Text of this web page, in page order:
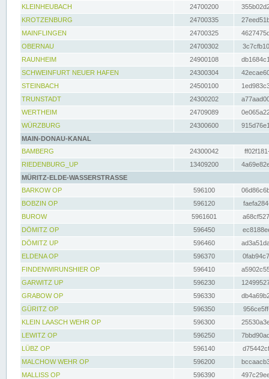
KLEINHEUBACH 24700200
KROTZENBURG
24700335
MAINFLINGEN
24700325
OBERNAU
24700302
RAUNHEIM
24900108
SCHWEINFURT NEUER HAFEN
24300304
STEINBACH
24500100
TRUNSTADT
24300202
WERTHEIM
24709089
WÜRZBURG
24300600
MAIN-DONAU-KANAL
BAMBERG
24300042
RIEDENBURG_UP
13409200
MÜRITZ-ELDE-WASSERSTRASSE
BARKOW OP
596100
BOBZIN OP
596120
BUROW
5961601
DÖMITZ OP
596450
DÖMITZ UP
596460
ELDENA OP
596370
FINDENWIRUNSHIER OP
596410
GARWITZ UP
596230
GRABOW OP
596330
GÜRITZ OP
596350
KLEIN LAASCH WEHR OP
596300
LEWITZ OP
596250
LÜBZ OP
596140
MALCHOW WEHR OP
596200
MALLISS OP
596390